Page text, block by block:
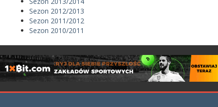
Sezon 2012/2013
Sezon 2011/2012
Sezon 2010/2011